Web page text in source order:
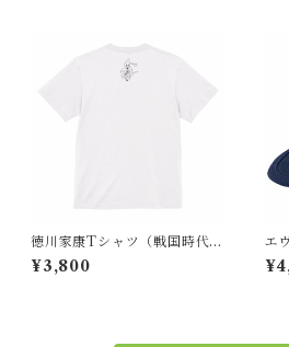
徳川家康Tシャツ（戦国時代
日本）
¥3,800
エ
プ